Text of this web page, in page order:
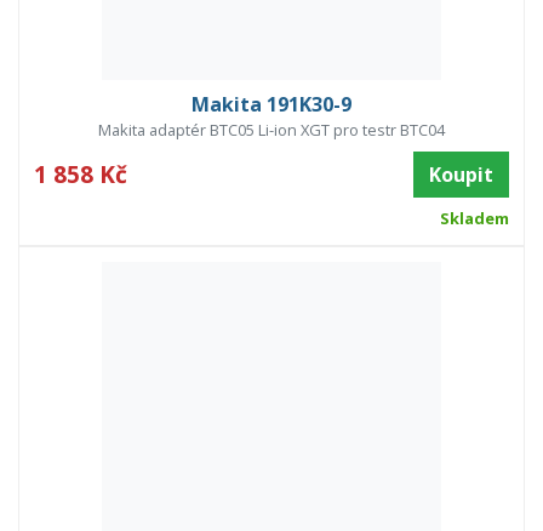
Makita 191K30-9
Makita adaptér BTC05 Li-ion XGT pro testr BTC04
1 858 Kč Koupit
Skladem